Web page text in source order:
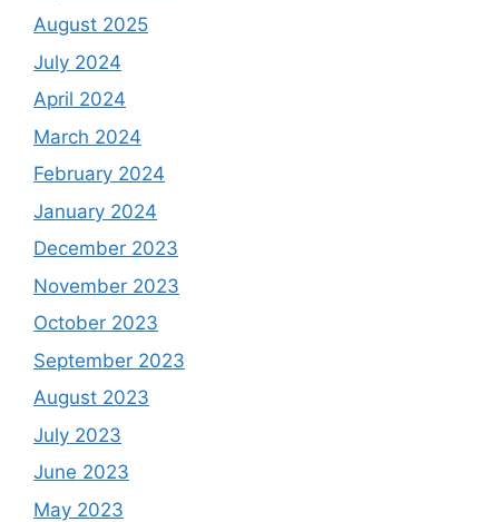
August 2025
July 2024
April 2024
March 2024
February 2024
January 2024
December 2023
November 2023
October 2023
September 2023
August 2023
July 2023
June 2023
May 2023